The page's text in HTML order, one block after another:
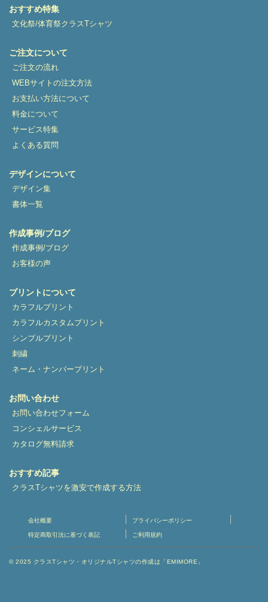
おすすめ特集
文化祭/体育祭クラスTシャツ
ご注文について
ご注文の流れ
WEBサイトの注文方法
お支払い方法について
料金について
サービス特集
よくある質問
デザインについて
デザイン集
書体一覧
作成事例/ブログ
作成事例/ブログ
お客様の声
プリントについて
カラフルプリント
カラフルカスタムプリント
シンプルプリント
刺繍
ネーム・ナンバープリント
お問い合わせ
お問い合わせフォーム
コンシェルサービス
カタログ無料請求
おすすめ記事
クラスTシャツを激安で作成する方法
会社概要 プライバシーポリシー
特定商取引法に基づく表記 ご利用規約
© 2025 クラスTシャツ・オリジナルTシャツの作成は「EMIMORE」